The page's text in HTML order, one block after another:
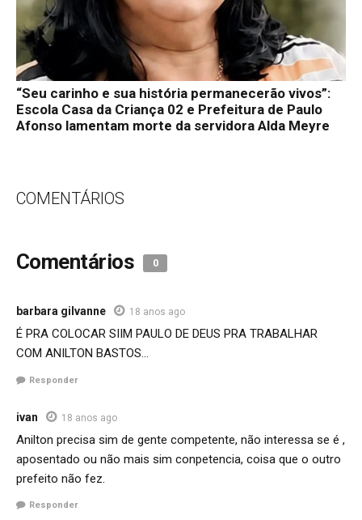
“Seu carinho e sua história permanecerão vivos”:
Escola Casa da Criança 02 e Prefeitura de Paulo
Afonso lamentam morte da servidora Alda Meyre
COMENTÁRIOS
Comentários 0
barbara gilvanne 18 anos ago
É PRA COLOCAR SIIM PAULO DE DEUS PRA TRABALHAR
COM ANILTON BASTOS…
Responder
ivan 18 anos ago
Anilton precisa sim de gente competente, não interessa se é ,
aposentado ou não mais sim conpetencia, coisa que o outro
prefeito não fez.
Responder